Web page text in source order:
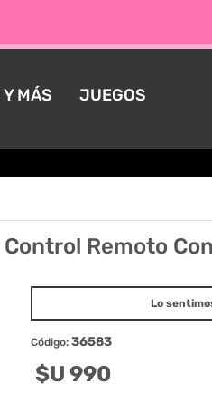
MÁS JUEGOS
Remoto
Lo
Código: 36583
$U 990